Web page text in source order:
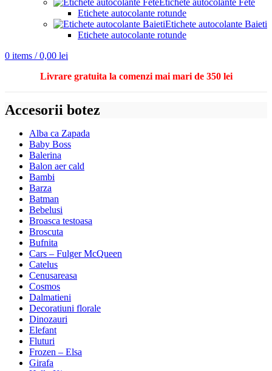
Etichete autocolante Fete
Etichete autocolante rotunde
Etichete autocolante Baieti
Etichete autocolante rotunde
0 items / 0,00 lei
Livrare gratuita la comenzi mai mari de 350 lei
Accesorii botez
Alba ca Zapada
Baby Boss
Balerina
Balon aer cald
Bambi
Barza
Batman
Bebelusi
Broasca testoasa
Broscuta
Bufnita
Cars – Fulger McQueen
Catelus
Cenusareasa
Cosmos
Dalmatieni
Decoratiuni florale
Dinozauri
Elefant
Fluturi
Frozen – Elsa
Girafa